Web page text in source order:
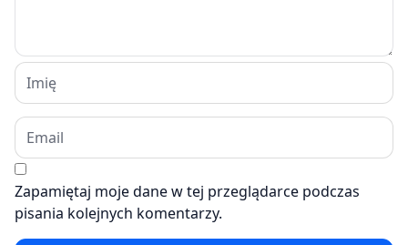
Zapamiętaj moje dane w tej przeglądarce podczas
pisania kolejnych komentarzy.